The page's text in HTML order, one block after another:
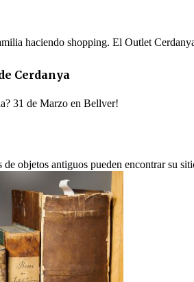
haciendo shopping. El Outlet
Cerdanya
31 de Marzo en Bellver!
objetos antiguos pueden encontrar su